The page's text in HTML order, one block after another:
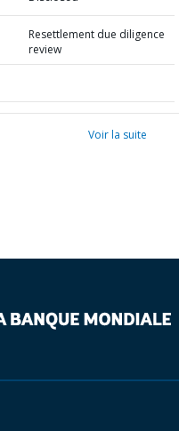
Resettlement due diligence
review
Voir la suite